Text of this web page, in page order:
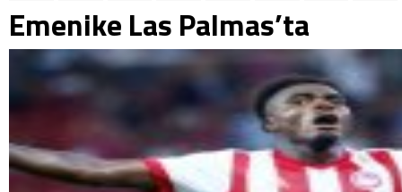
Emenike Las Palmas’ta